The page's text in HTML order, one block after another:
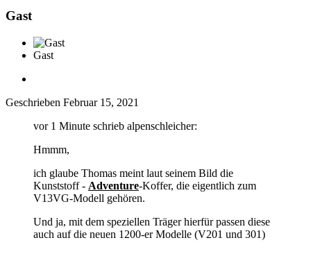
Gast
Gast
Geschrieben Februar 15, 2021
vor 1 Minute schrieb alpenschleicher:
Hmmm,
ich glaube Thomas meint laut seinem Bild die
Kunststoff - Adventure-Koffer, die eigentlich zum
V13VG-Modell gehören.
Und ja, mit dem speziellen Träger hierfür passen diese
auch auf die neuen 1200-er Modelle (V201 und 301)